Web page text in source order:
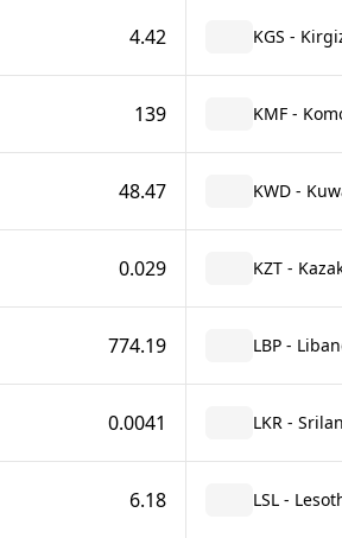
4.42 KGS -
139 KMF -
48.47 KWD -
0.029 KZT -
774.19 LBP -
0.0041 LKR -
6.18 LSL -